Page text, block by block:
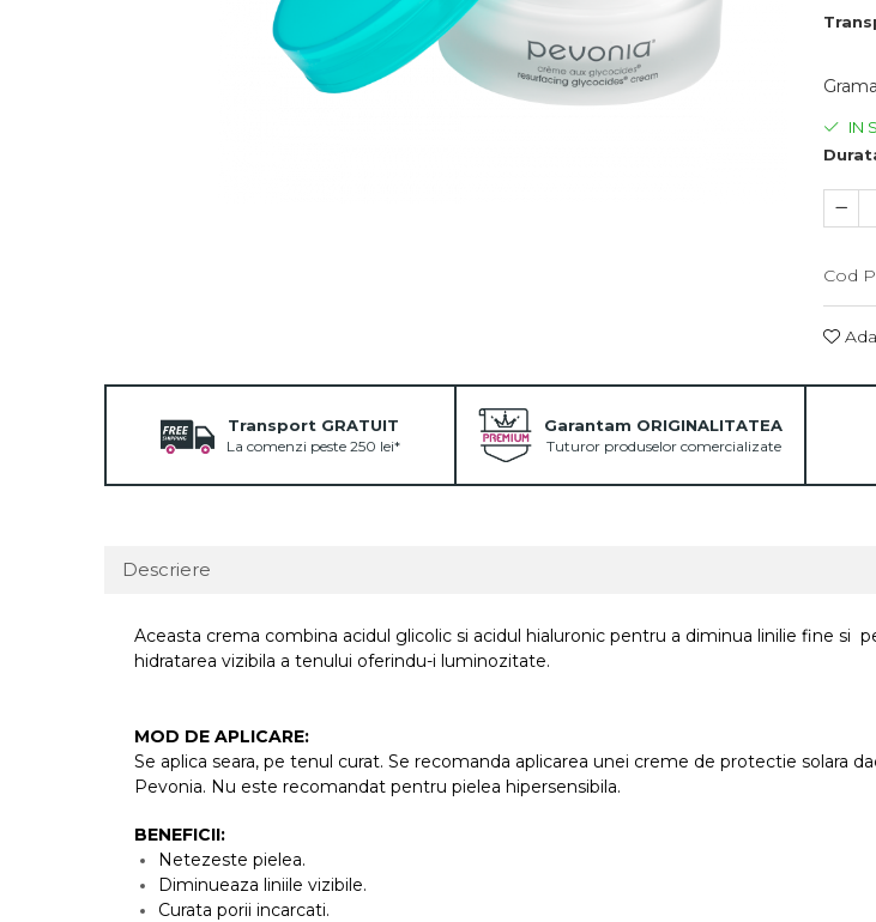
IN
Cod
Transport GRATUIT
La comenzi peste 250 lei*
Garantam ORIGINALITATEA
Tuturor produselor comercializate
Descriere
Aceasta crema combina acidul glicolic si acidul hialuronic pentru a diminua linilie fine si
hidratarea vizibila a tenului oferindu-i luminozitate.
MOD DE APLICARE:
Se aplica seara, pe tenul curat. Se recomanda aplicarea unei creme de protectie solara
Pevonia. Nu este recomandat pentru pielea hipersensibila.
BENEFICII:
Netezeste pielea.
Diminueaza liniile vizibile.
Curata porii incarcati.